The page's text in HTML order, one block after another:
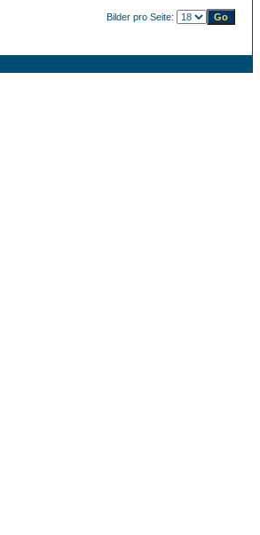
Bilder pro Seite: